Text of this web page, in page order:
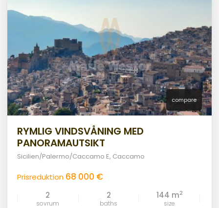
compare
RYMLIG VINDSVÅNING MED
PANORAMAUTSIKT
Sicilien/Palermo/Caccamo E, Caccamo
Prisreduktion 68 000 €
2
sovrum
2
baths
144 m2
size